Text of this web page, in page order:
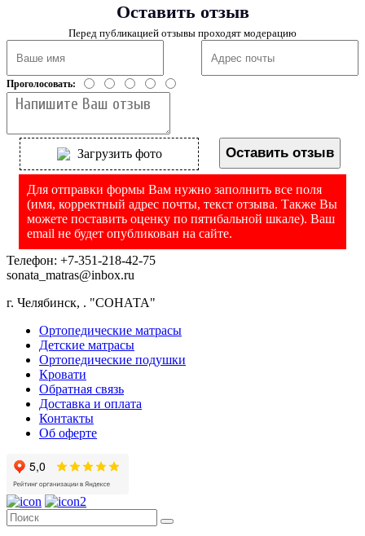
Оставить отзыв
Перед публикацией отзывы проходят модерацию
Проголосовать:
Загрузить фото Оставить отзыв
Для отправки формы Вам нужно заполнить все поля
(имя, корректный адрес почты, текст отзыва. Также Вы
можете поставить оценку по пятибальной шкале). Ваш
email не будет опубликован на сайте.
Телефон: +7-351-218-42-75
sonata_matras@inbox.ru
г. Челябинск, . "СОНАТА"
Ортопедические матрасы
Детские матрасы
Ортопедические подушки
Кровати
Обратная связь
Доставка и оплата
Контакты
Об оферте